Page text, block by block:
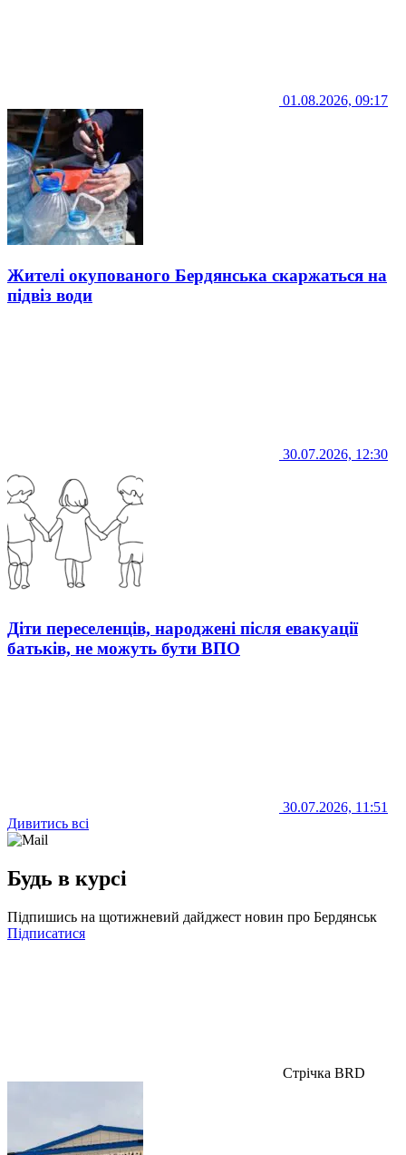
01.08.2026, 09:17
Жителі окупованого Бердянська скаржаться на
підвіз води
30.07.2026, 12:30
Діти переселенців, народжені після евакуації
батьків, не можуть бути ВПО
30.07.2026, 11:51
Дивитись всі
Будь в курсі
Підпишись на щотижневий дайджест новин про Бердянськ
Підписатися
Стрічка BRD